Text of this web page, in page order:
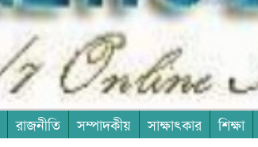
রাজনীতি সম্পাদকীয় সাক্ষাৎকার শিক্ষা